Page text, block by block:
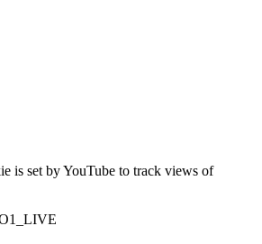
is set by YouTube to track views of